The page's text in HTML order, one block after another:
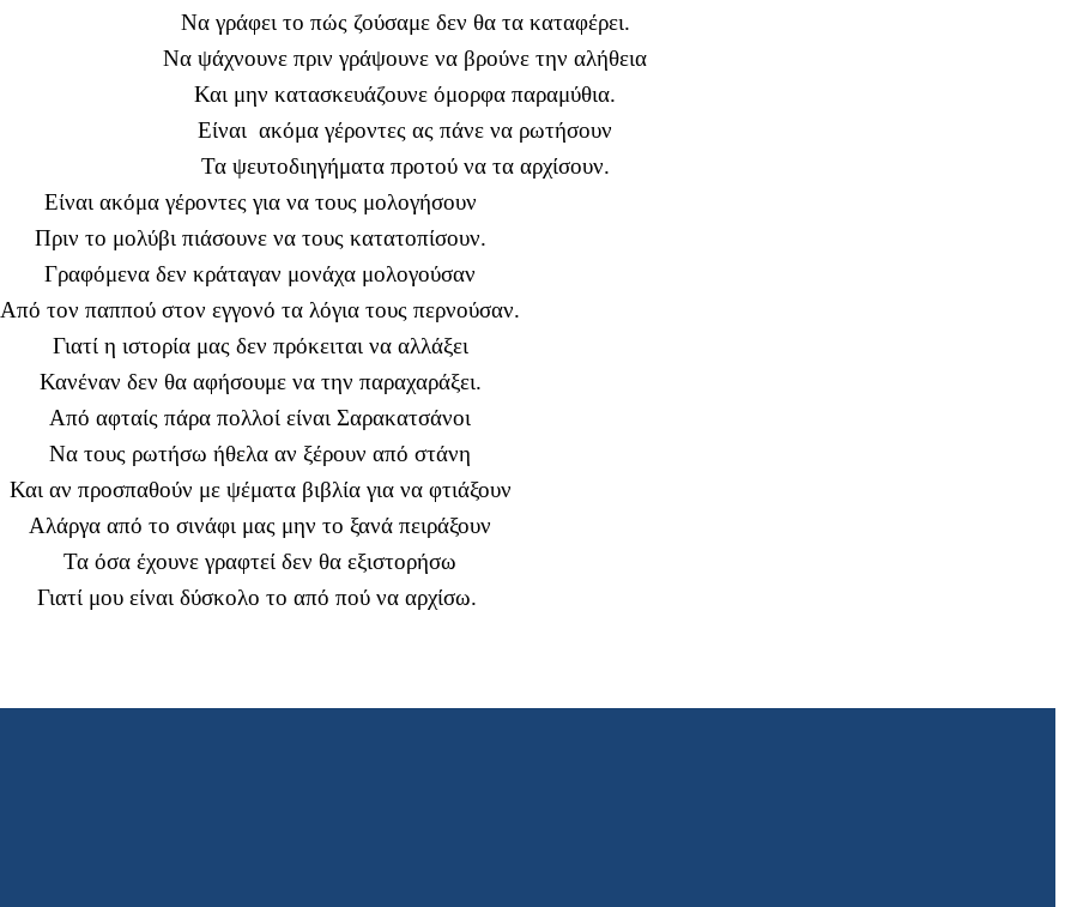
Να γράφει το πώς ζούσαμε δεν θα τα καταφέρει.
Να ψάχνουνε πριν γράψουνε να βρούνε την αλήθεια
Και μην κατασκευάζουνε όμορφα παραμύθια.
Είναι ακόμα γέροντες ας πάνε να ρωτήσουν
Τα ψευτοδιηγήματα προτού να τα αρχίσουν.
Είναι ακόμα γέροντες για να τους μολογήσουν
Πριν το μολύβι πιάσουνε να τους κατατοπίσουν.
Γραφόμενα δεν κράταγαν μονάχα μολογούσαν
Από τον παππού στον εγγονό τα λόγια τους περνούσαν.
Γιατί η ιστορία μας δεν πρόκειται να αλλάξει
Κανέναν δεν θα αφήσουμε να την παραχαράξει.
Από αφταίς πάρα πολλοί είναι Σαρακατσάνοι
Να τους ρωτήσω ήθελα αν ξέρουν από στάνη
Και αν προσπαθούν με ψέματα βιβλία για να φτιάξουν
Αλάργα από το σινάφι μας μην το ξανά πειράξουν
Τα όσα έχουνε γραφτεί δεν θα εξιστορήσω
Γιατί μου είναι δύσκολο το από πού να αρχίσω.